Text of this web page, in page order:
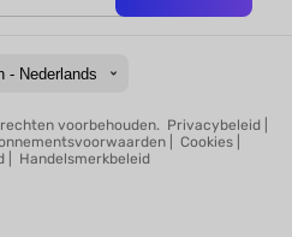
- Nederlands
voorbehouden. Privacybeleid
Cookies
Handelsmerkbeleid